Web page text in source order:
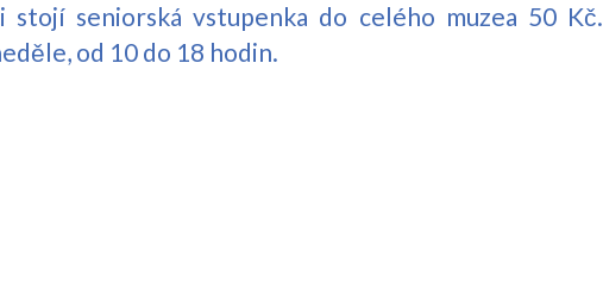
seniorská vstupenka do celého muzea 50 Kč.
od 10 do 18 hodin.